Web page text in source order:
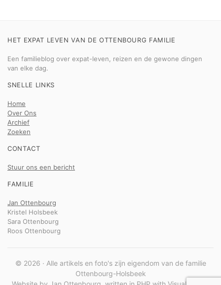
HET EXPAT LEVEN VAN DE OTTENBOURG FAMILIE
Een familieblog over expat-leven, reizen en de gewone dingen
van elke dag.
SNELLE LINKS
Home
Over Ons
Archief
Zoeken
CONTACT
Stuur ons een bericht
FAMILIE
Jan Ottenbourg
Kristel Holsbeek
Sara Ottenbourg
Roos Ottenbourg
© 2026 · Alle artikels en foto's zijn eigendom van de familie
Ottenbourg-Holsbeek